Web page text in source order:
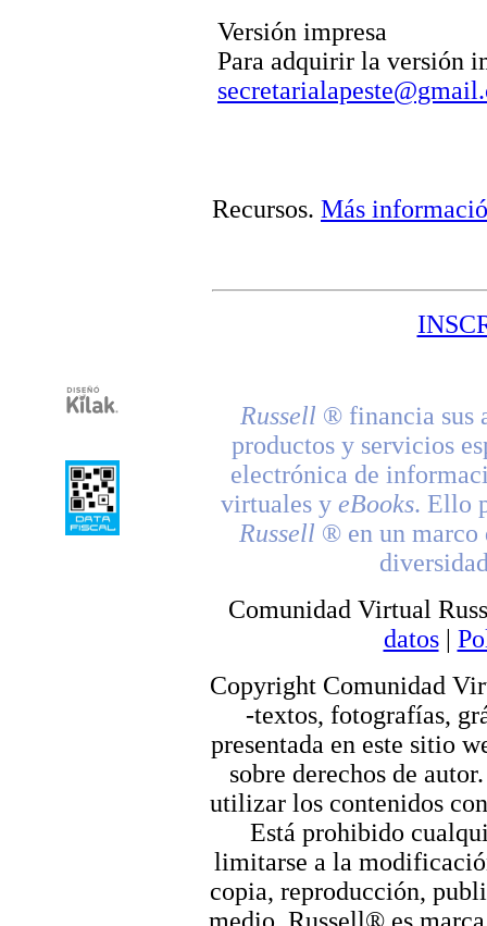
Versión impresa
Para adquirir la versión
Recursos. Más
Russell ® financia sus
productos y servicios
electrónica de
virtuales y eBooks. Ello
Russell ® en un marco
Comunidad Virtual
datos|
Copyright Comunidad
-textos, fotografías,
presentada en este sitio
sobre derechos de
utilizar los contenidos
Está prohibido
limitarse a la
copia, reproducción,